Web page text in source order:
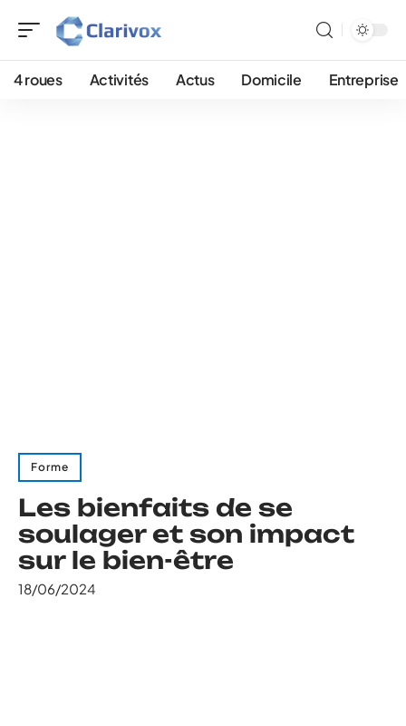
4 roues Activités Actus Domicile Entreprise
Forme
Les bienfaits de se
soulager et son impact
sur le bien-être
18/06/2024